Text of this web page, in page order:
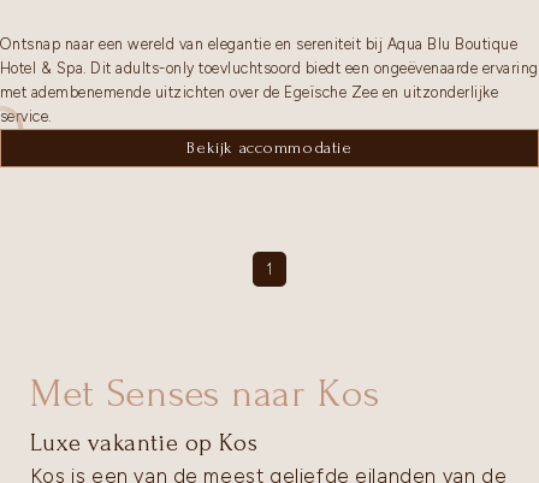
Ontsnap naar een wereld van elegantie en sereniteit bij Aqua Blu Boutique
Hotel & Spa. Dit adults-only toevluchtsoord biedt een ongeëvenaarde ervaring
met adembenemende uitzichten over de Egeïsche Zee en uitzonderlijke
service.
Bekijk accommodatie
1
Met Senses naar Kos
Luxe vakantie op Kos
Kos is een van de meest geliefde eilanden van de